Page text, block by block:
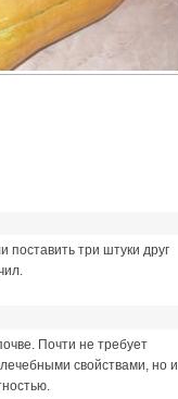
поставить три штуки друг
Почти не требует
свойствами, но и